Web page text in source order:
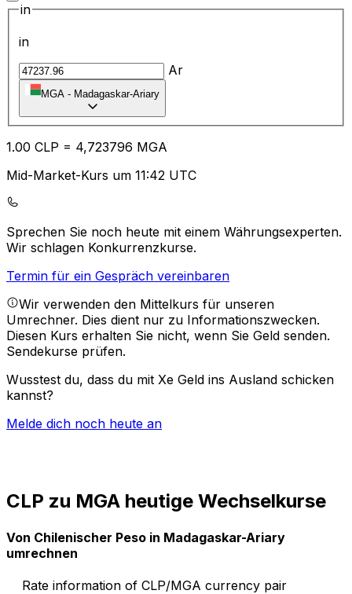
in
in
Ar
MGA - Madagaskar-Ariary
1.00 CLP = 4,723796 MGA
Mid-Market-Kurs um 11:42 UTC
Sprechen Sie noch heute mit einem Währungsexperten.
Wir schlagen Konkurrenzkurse.
Termin für ein Gespräch vereinbaren
Wir verwenden den Mittelkurs für unseren
Umrechner. Dies dient nur zu Informationszwecken.
Diesen Kurs erhalten Sie nicht, wenn Sie Geld senden.
Sendekurse prüfen.
Wusstest du, dass du mit Xe Geld ins Ausland schicken
kannst?
Melde dich noch heute an
CLP zu MGA heutige Wechselkurse
Von Chilenischer Peso in Madagaskar-Ariary
umrechnen
Rate information of CLP/MGA currency pair